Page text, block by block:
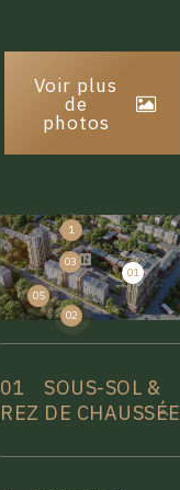
Voir plus
de
photos
01
1
02
03
04
05
01
SOUS-SOL &
REZ DE CHAUSSÉE